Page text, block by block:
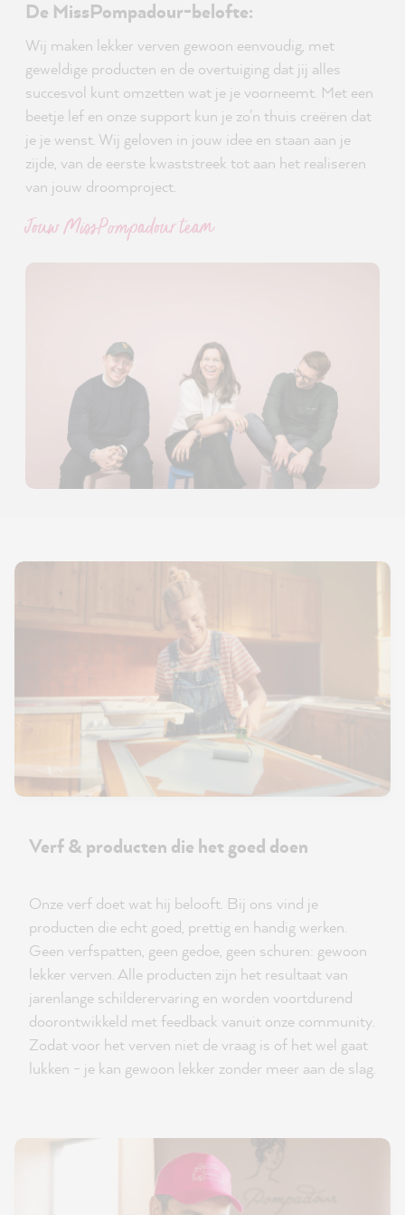
De MissPompadour-belofte:
Wij maken lekker verven gewoon eenvoudig, met
geweldige producten en de overtuiging dat jij alles
succesvol kunt omzetten wat je je voorneemt. Met een
beetje lef en onze support kun je zo'n thuis creëren dat
je je wenst. Wij geloven in jouw idee en staan aan je
zijde, van de eerste kwaststreek tot aan het realiseren
van jouw droomproject.
Jouw MissPompadour team
Verf & producten die het goed doen
Onze verf doet wat hij belooft. Bij ons vind je
producten die echt goed, prettig en handig werken.
Geen verfspatten, geen gedoe, geen schuren: gewoon
lekker verven. Alle producten zijn het resultaat van
jarenlange schilderervaring en worden voortdurend
doorontwikkeld met feedback vanuit onze community.
Zodat voor het verven niet de vraag is of het wel gaat
lukken - je kan gewoon lekker zonder meer aan de slag.